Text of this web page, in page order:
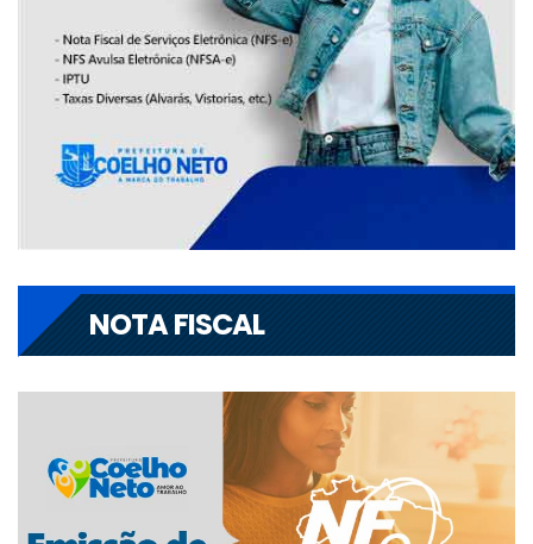
NOTA FISCAL